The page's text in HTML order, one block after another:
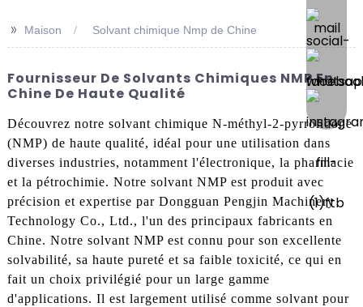
>> Maison Solvant chimique Nmp de Chine
Fournisseur De Solvants Chimiques NMP En
Chine De Haute Qualité
Découvrez notre solvant chimique N-méthyl-2-pyrrolidone
(NMP) de haute qualité, idéal pour une utilisation dans
diverses industries, notamment l'électronique, la pharmacie
et la pétrochimie. Notre solvant NMP est produit avec
précision et expertise par Dongguan Pengjin Machinery
Technology Co., Ltd., l'un des principaux fabricants en
Chine. Notre solvant NMP est connu pour son excellente
solvabilité, sa haute pureté et sa faible toxicité, ce qui en
fait un choix privilégié pour un large gamme
d'applications. Il est largement utilisé comme solvant pour